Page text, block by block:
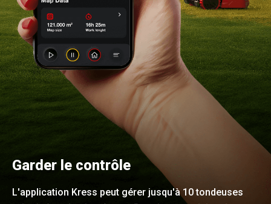
Garder le contrôle
L'application Kress peut gérer jusqu'à 10 tondeuses